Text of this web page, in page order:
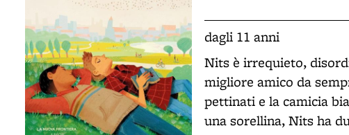
dagli 11 anni
Nits è irrequieto,
migliore amico da
pettinati e la camicia
una sorellina, Nits ha